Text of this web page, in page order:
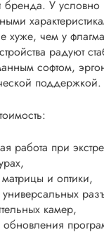
бренда. У условно
хуже, чем у
радуют
софтом,
поддержкой.
работа при
матрицы и оптики,
камер,
обновления